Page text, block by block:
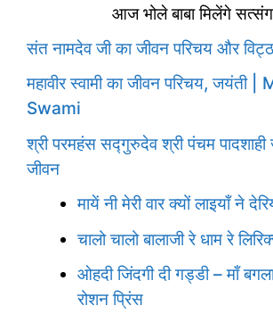
आज भोले बाबा मिलेंगे
संत नामदेव जी का जीवन परिचय और
महावीर स्वामी का जीवन परिचय, जयंती
Swami
श्री परमहंस सद्गुरुदेव श्री पंचम पादशाही
जीवन
मायें नी मेरी वार क्यों लाइयाँ ने
चालो चालो बालाजी रे धाम रे
ओहदी जिंदगी दी गड्डी – माँ
रोशन प्रिंस